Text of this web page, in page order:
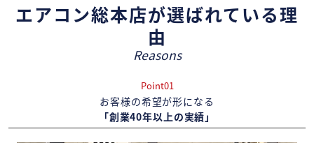
エアコン総本店が選ばれている理
由
Reasons
Point01
お客様の希望が形になる
「創業40年以上の実績」